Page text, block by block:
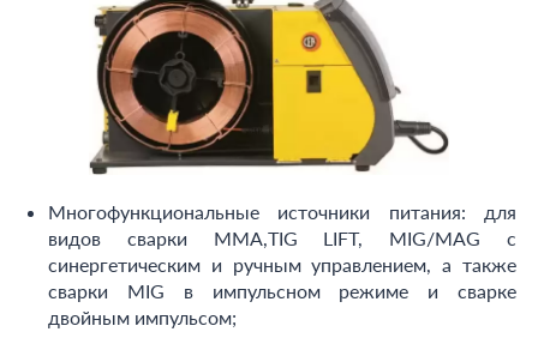
Многофункциональные источники питания: для
видов сварки ММА,TIG LIFT, MIG/MAG с
синергетическим и ручным управлением, а также
сварки MIG в импульсном режиме и сварке
двойным импульсом;